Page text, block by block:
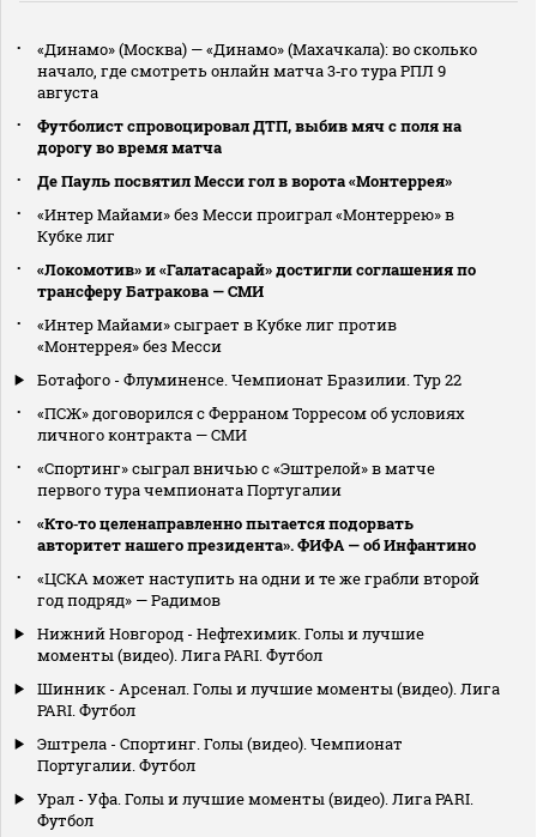
«Динамо» (Москва) — «Динамо» (Махачкала): во сколько
начало, где смотреть онлайн матча 3‑го тура РПЛ 9
августа
Футболист спровоцировал ДТП, выбив мяч с поля на
дорогу во время матча
Де Пауль посвятил Месси гол в ворота «Монтеррея»
«Интер Майами» без Месси проиграл «Монтеррею» в
Кубке лиг
«Локомотив» и «Галатасарай» достигли соглашения по
трансферу Батракова — СМИ
«Интер Майами» сыграет в Кубке лиг против
«Монтеррея» без Месси
Ботафого - Флуминенсе. Чемпионат Бразилии. Тур 22
«ПСЖ» договорился с Ферраном Торресом об условиях
личного контракта — СМИ
«Спортинг» сыграл вничью с «Эштрелой» в матче
первого тура чемпионата Португалии
«Кто‑то целенаправленно пытается подорвать
авторитет нашего президента». ФИФА — об Инфантино
«ЦСКА может наступить на одни и те же грабли второй
год подряд» — Радимов
Нижний Новгород - Нефтехимик. Голы и лучшие
моменты (видео). Лига PARI. Футбол
Шинник - Арсенал. Голы и лучшие моменты (видео). Лига
PARI. Футбол
Эштрела - Спортинг. Голы (видео). Чемпионат
Португалии. Футбол
Урал - Уфа. Голы и лучшие моменты (видео). Лига PARI.
Футбол